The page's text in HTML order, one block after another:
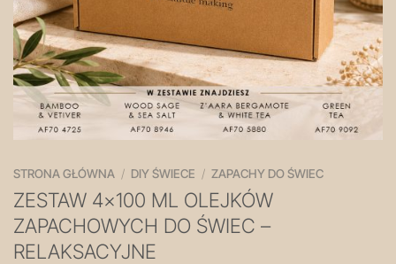
STRONA GŁÓWNA / DIY ŚWIECE / ZAPACHY DO ŚWIEC
ZESTAW 4×100 ML OLEJKÓW
ZAPACHOWYCH DO ŚWIEC –
RELAKSACYJNE